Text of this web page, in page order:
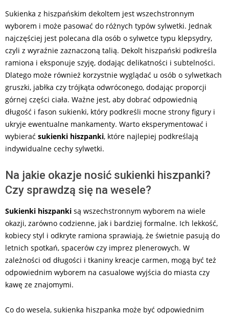
Sukienka z hiszpańskim dekoltem jest wszechstronnym
wyborem i może pasować do różnych typów sylwetki. Jednak
najczęściej jest polecana dla osób o sylwetce typu klepsydry,
czyli z wyraźnie zaznaczoną talią. Dekolt hiszpański podkreśla
ramiona i eksponuje szyję, dodając delikatności i subtelności.
Dlatego może również korzystnie wyglądać u osób o sylwetkach
gruszki, jabłka czy trójkąta odwróconego, dodając proporcji
górnej części ciała. Ważne jest, aby dobrać odpowiednią
długość i fason sukienki, który podkreśli mocne strony figury i
ukryje ewentualne mankamenty. Warto eksperymentować i
wybierać sukienki hiszpanki, które najlepiej podkreślają
indywidualne cechy sylwetki.
Na jakie okazje nosić sukienki hiszpanki?
Czy sprawdzą się na wesele?
Sukienki hiszpanki są wszechstronnym wyborem na wiele
okazji, zarówno codzienne, jak i bardziej formalne. Ich lekkość,
kobiecy styl i odkryte ramiona sprawiają, że świetnie pasują do
letnich spotkań, spacerów czy imprez plenerowych. W
zależności od długości i tkaniny kreacje carmen, mogą być też
odpowiednim wyborem na casualowe wyjścia do miasta czy
kawę ze znajomymi.
Co do wesela, sukienka hiszpanka może być odpowiednim